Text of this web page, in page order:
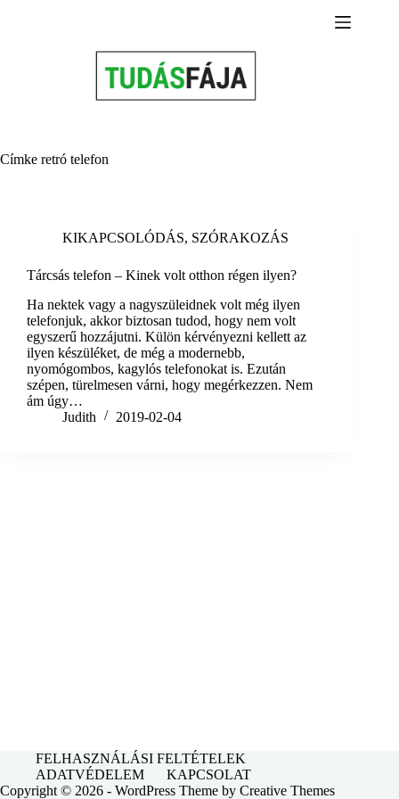
Címke retró telefon
KIKAPCSOLÓDÁS, SZÓRAKOZÁS
Tárcsás telefon – Kinek volt otthon régen ilyen?
Ha nektek vagy a nagyszüleidnek volt még ilyen
telefonjuk, akkor biztosan tudod, hogy nem volt
egyszerű hozzájutni. Külön kérvényezni kellett az
ilyen készüléket, de még a modernebb,
nyomógombos, kagylós telefonokat is. Ezután
szépen, türelmesen várni, hogy megérkezzen. Nem
ám úgy…
Judith
2019-02-04
FELHASZNÁLÁSI FELTÉTELEK
ADATVÉDELEM
KAPCSOLAT
Copyright © 2026 - WordPress Theme by Creative Themes